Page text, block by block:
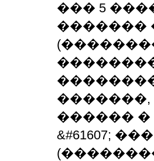
��� 5
�������
������ �
&#61607;